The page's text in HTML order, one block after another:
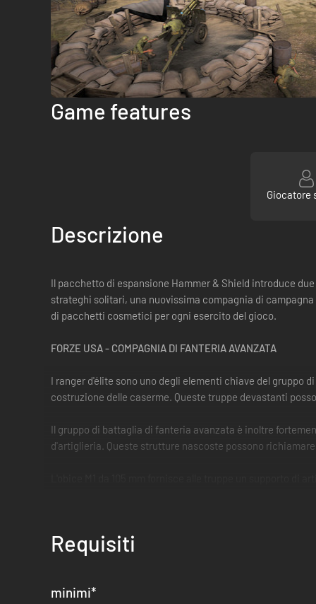
Game features
Giocatore
Descrizione
Il pacchetto di espansione Hammer & Shield introduce
strateghi solitari, una nuovissima compagnia di
di pacchetti cosmetici per ogni esercito del gioco.
FORZE USA - COMPAGNIA DI FANTERIA AVANZATA
I ranger d'élite sono uno degli elementi chiave del gruppo
costruzione delle caserme. Queste truppe devastanti
Il gruppo di battaglia di fanteria avanzata è inoltre
d'artiglieria. Queste strutture nascoste possono
Infine, se la situazione richiede una soluzione di
trincerati o per far pendere l'ago della bilancia in scontri su
Requisiti
minimi*